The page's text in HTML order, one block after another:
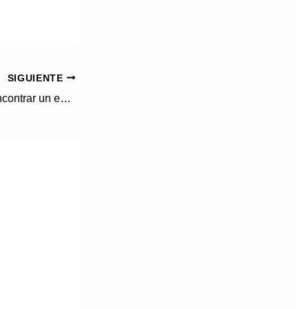
SIGUIENTE
Abre tu mente para encontrar un empleo